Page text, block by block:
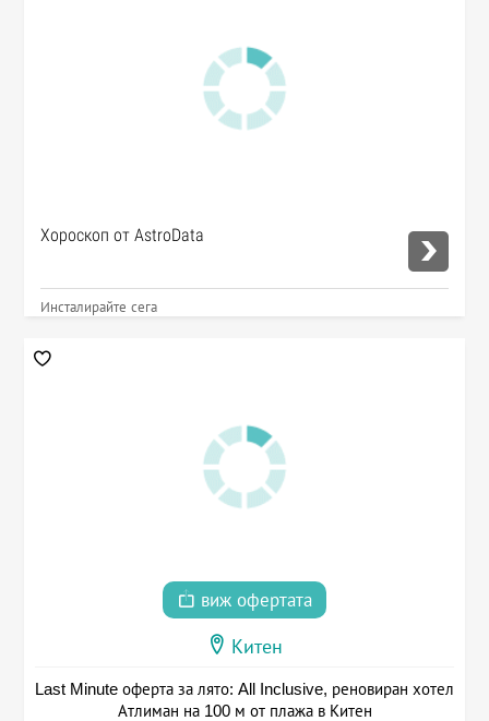
Хороскоп от AstroData
Инсталирайте сега
виж офертата
Китен
Last Minute оферта за лято: All Inclusive, реновиран хотел
Атлиман на 100 м от плажа в Китен